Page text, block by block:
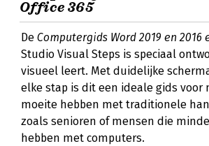
Office 365
De Computergids Word 2019 en 2016
Studio Visual Steps is speciaal
visueel leert. Met duidelijke
elke stap is dit een ideale gids voor
moeite hebben met traditionele
zoals senioren of mensen die
hebben met computers.